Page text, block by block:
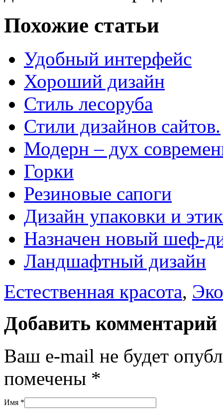
Похожие статьи
Удобный интерфейс
Хороший дизайн
Стиль лесоруба
Стили дизайнов сайтов.
Модерн – дух
Горки
Резиновые сапоги
Дизайн упаковки и
Назначен новый шеф-
Ландшафтный дизайн
Естественная красота,
Добавить комментарий
Ваш e-mail не будет
помечены *
Имя *